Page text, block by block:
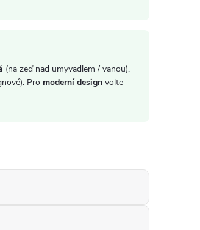
(na zeď nad umyvadlem / vanou),
Pro moderní design volte